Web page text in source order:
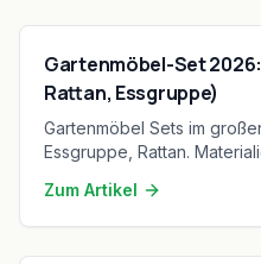
Gartenmöbel-Set
Rattan, Essgruppe)
Gartenmöbel Sets im
Essgruppe, Rattan.
Zum Artikel